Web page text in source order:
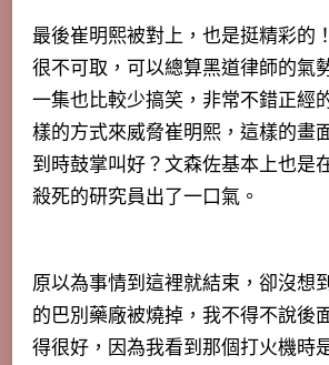
最後崔明熙被對上，也是挺精彩的
很不可取，可以總算黑道律師的氣
一集也比較少搞笑，非常不錯正經
樣的方式來威脅崔明熙，這樣的畫
到時鼓掌叫好？文森佐基本上也是
殺死的研究員出了一口氣。
原以為事情到這裡就結束，卻沒想
的巴別藥廠被燒掉，我不得不說後
得很好，因為我看到那個打火機時